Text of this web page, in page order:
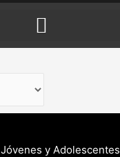
Jóvenes y Adolescentes